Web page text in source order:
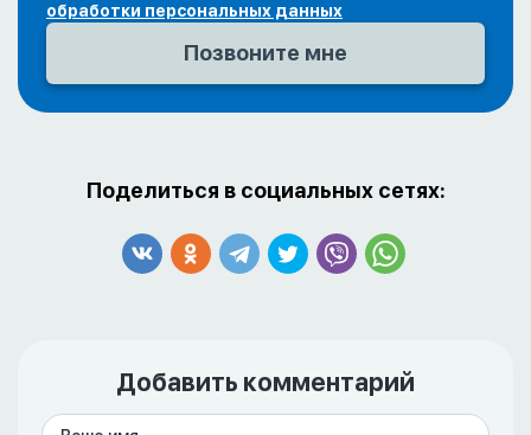
обработки персональных данных
Поделиться в социальных сетях:
Добавить комментарий